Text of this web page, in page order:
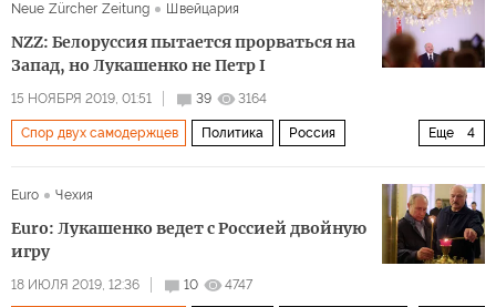
Neue Zürcher Zeitung Швейцария
NZZ: Белоруссия пытается прорваться на
Запад, но Лукашенко не Петр I
15 НОЯБРЯ 2019, 01:51 39 3164
Еще 4
Спор двух самодержцев Политика Россия
Euro
Чехия
Euro: Лукашенко ведет с Россией двойную
игру
18 ИЮЛЯ 2019, 12:36 10 4747